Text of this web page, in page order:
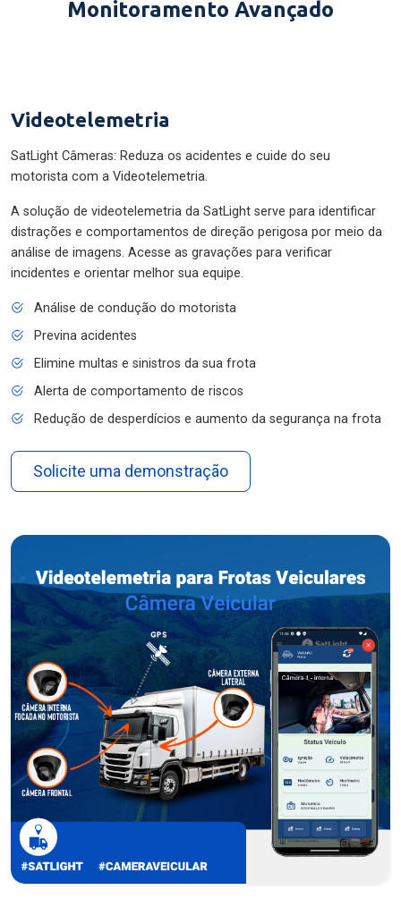
Monitoramento Avançado
Videotelemetria
SatLight Câmeras: Reduza os acidentes e cuide do seu
motorista com a Videotelemetria.
A solução de videotelemetria da SatLight serve para identificar
distrações e comportamentos de direção perigosa por meio da
análise de imagens. Acesse as gravações para verificar
incidentes e orientar melhor sua equipe.
Análise de condução do motorista
Previna acidentes
Elimine multas e sinistros da sua frota
Alerta de comportamento de riscos
Redução de desperdícios e aumento da segurança na frota
Solicite uma demonstração